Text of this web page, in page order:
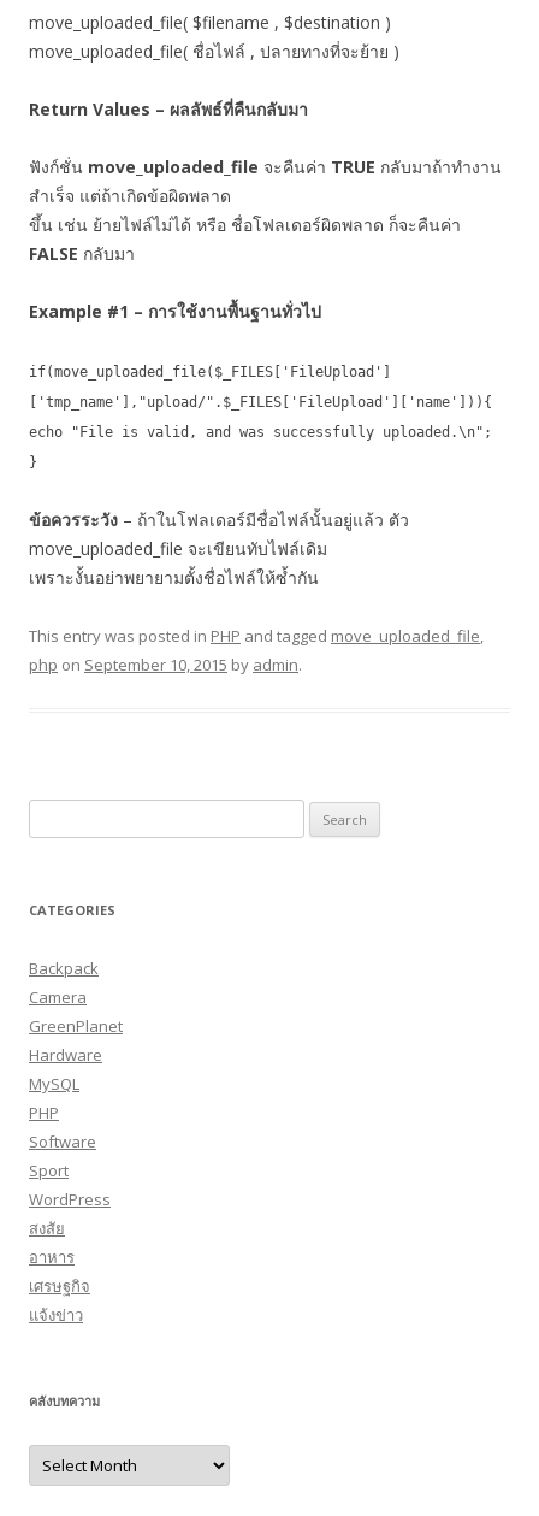
move_uploaded_file( $filename , $destination )
move_uploaded_file( ชื่อไฟล์ , ปลายทางที่จะย้าย )
Return Values – ผลลัพธ์ที่คืนกลับมา
ฟังก์ชั่น move_uploaded_file จะคืนค่า TRUE กลับมาถ้าทำงาน
สำเร็จ แต่ถ้าเกิดข้อผิดพลาด
ขึ้น เช่น ย้ายไฟล์ไม่ได้ หรือ ชื่อโฟลเดอร์ผิดพลาด ก็จะคืนค่า
FALSE กลับมา
Example #1 – การใช้งานพื้นฐานทั่วไป
if(move_uploaded_file($_FILES['FileUpload']
['tmp_name'],"upload/".$_FILES['FileUpload']['name'])){
echo "File is valid, and was successfully uploaded.\n";
}
ข้อควรระวัง – ถ้าในโฟลเดอร์มีชื่อไฟล์นั้นอยู่แล้ว ตัว
move_uploaded_file จะเขียนทับไฟล์เดิม
เพราะงั้นอย่าพยายามตั้งชื่อไฟล์ให้ซ้ำกัน
This entry was posted in PHP and tagged move_uploaded_file,
php on September 10, 2015 by admin.
for:
CATEGORIES
Backpack
Camera
GreenPlanet
Hardware
MySQL
PHP
Software
Sport
WordPress
สงสัย
อาหาร
เศรษฐกิจ
แจ้งข่าว
คลังบทความ
คลัง
บทความ